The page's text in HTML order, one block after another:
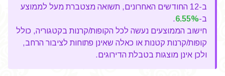
ב-12 החודשים האחרונים, תשואה מצטברת מעל לממוצע
ב-6.55%
.
חישוב הממוצעים נעשה לכל הקופות/קרנות בקטגוריה, כולל
קופות/קרנות קטנות או כאלה שאינן פתוחות לציבור הרחב,
ולכן אינן מוצגות בטבלת הדירוגים.